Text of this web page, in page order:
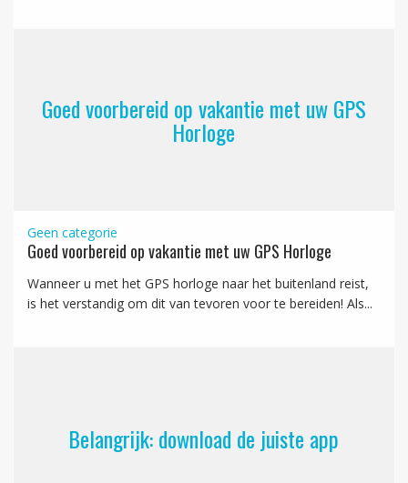
Goed voorbereid op vakantie met uw GPS
Horloge
Geen categorie
Goed voorbereid op vakantie met uw GPS Horloge
Wanneer u met het GPS horloge naar het buitenland reist,
is het verstandig om dit van tevoren voor te bereiden! Als...
Belangrijk: download de juiste app